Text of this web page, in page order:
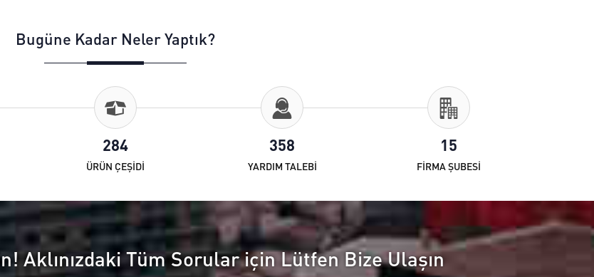
Bugüne Kadar Neler Yaptık?
284
ÜRÜN ÇEŞİDİ
358
YARDIM TALEBİ
15
FİRMA ŞUBESİ
Aklınızdaki Tüm Sorular için Lütfen Bize Ulaşın